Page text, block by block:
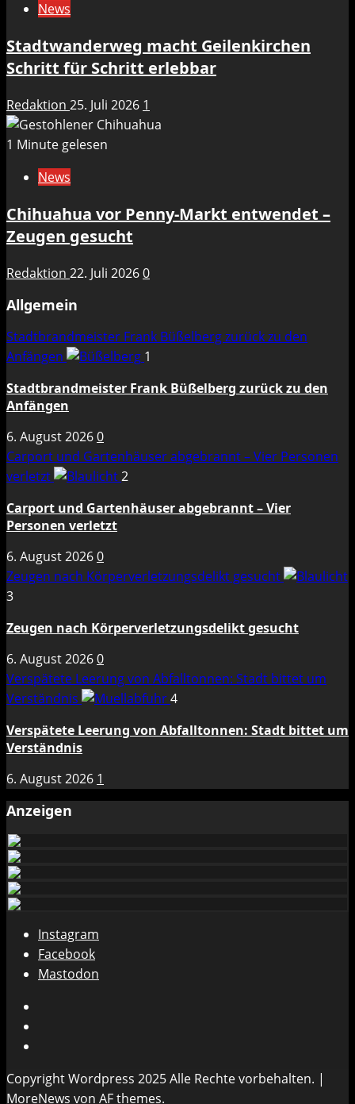
News
Stadtwanderweg macht Geilenkirchen
Schritt für Schritt erlebbar
Redaktion 25. Juli 2026 1
1 Minute gelesen
News
Chihuahua vor Penny-Markt entwendet –
Zeugen gesucht
Redaktion 22. Juli 20260
Allgemein
Stadtbrandmeister Frank Büßelberg zurück zu den
Anfängen
1
Stadtbrandmeister Frank Büßelberg zurück zu den
Anfängen
6. August 20260
Carport und Gartenhäuser abgebrannt – Vier Personen
verletzt
2
Carport und Gartenhäuser abgebrannt – Vier
Personen verletzt
6. August 20260
Zeugen nach Körperverletzungsdelikt gesucht
3
Zeugen nach Körperverletzungsdelikt gesucht
6. August 20260
Verspätete Leerung von Abfalltonnen: Stadt bittet um
Verständnis
4
Verspätete Leerung von Abfalltonnen: Stadt bittet um
Verständnis
6. August 2026 1
Anzeigen
Instagram
Facebook
Mastodon
Copyright Wordpress 2025 Alle Rechte vorbehalten. |
MoreNews von AF themes.